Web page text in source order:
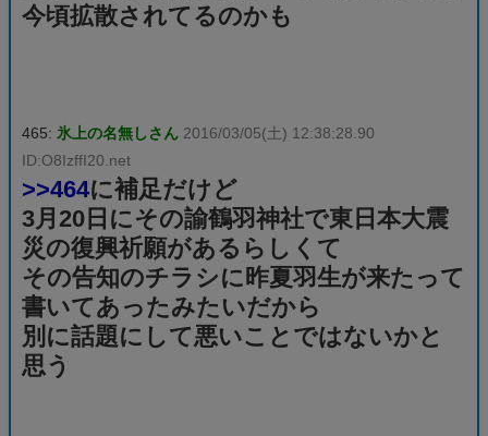
今頃拡散されてるのかも
465: 氷上の名無しさん 2016/03/05(土) 12:38:28.90
ID:O8IzffI20.net
>>464に補足だけど
3月20日にその諭鶴羽神社で東日本大震
災の復興祈願があるらしくて
その告知のチラシに昨夏羽生が来たって
書いてあったみたいだから
別に話題にして悪いことではないかと
思う